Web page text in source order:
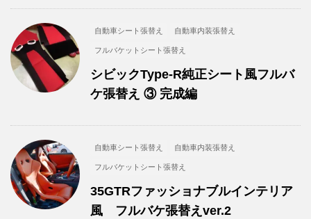
自動車シート張替え 自動車内装張替え
フルバケットシート張替え
シビックType-R純正シート風フルバ
ケ張替え ③ 完成編
自動車シート張替え 自動車内装張替え
フルバケットシート張替え
35GTRファッショナブルインテリア
風 フルバケ張替えver.2